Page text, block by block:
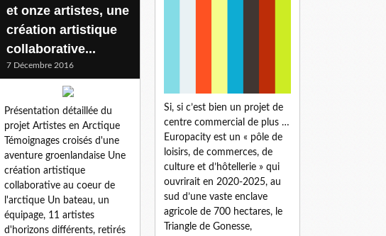
Si, si c’est bien un projet de
centre commercial de plus …
Europacity est un « pôle de
loisirs, de commerces, de
culture et d’hôtellerie » qui
ouvrirait en 2020-2025, au
sud d’une vaste enclave
agricole de 700 hectares, le
Triangle de Gonesse,
et onze artistes, une
création artistique
collaborative...
7 Décembre 2016
Présentation détaillée du
projet Artistes en Arctique
Témoignages croisés d'une
aventure groenlandaise Une
création artistique
collaborative au coeur de
l'arctique Un bateau, un
équipage, 11 artistes
d'horizons différents, retirés